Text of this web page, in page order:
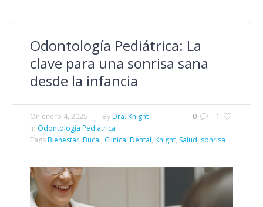
Odontología Pediátrica: La
clave para una sonrisa sana
desde la infancia
0 1
On enero 4, 2025 ByDra. Knight
In Odontología Pediátrica
TagsBienestar, Bucal, Clínica, Dental, Knight, Salud, sonrisa